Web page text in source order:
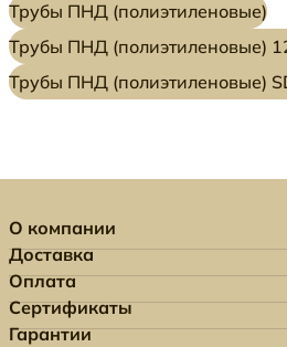
Трубы ПНД (полиэтиленовые)
Трубы ПНД (полиэтиленовые)
Трубы ПНД (полиэтиленовые)
О компании
Доставка
Оплата
Сертификаты
Гарантии